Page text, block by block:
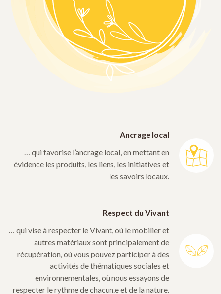
Ancrage local
… qui favorise l’ancrage local, en mettant en
évidence les produits, les liens, les initiatives et
les savoirs locaux.
Respect du Vivant
… qui vise à respecter le Vivant, où le mobilier et
autres matériaux sont principalement de
récupération, où vous pouvez participer à des
activités de thématiques sociales et
environnementales, où nous essayons de
respecter le rythme de chacun.e et de la nature.